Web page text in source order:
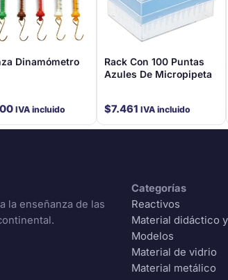
Dinamómetro
IVA incluido
Rack Con 100 Puntas
Azules De Micropipeta
$7.461 IVA incluido
la enseñanza de las
Categorías
Reactivos
Material didáctico
Modelos
Material de vidrio
Material metálico